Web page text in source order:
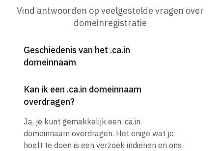
Vind antwoorden op veelgestelde vragen over
domeinregistratie
Geschiedenis van het .ca.in
domeinnaam
Kan ik een .ca.in domeinnaam
overdragen?
Ja, je kunt gemakkelijk een .ca.in
domeinnaam overdragen. Het enige wat je
hoeft te doen is een verzoek indienen en ons